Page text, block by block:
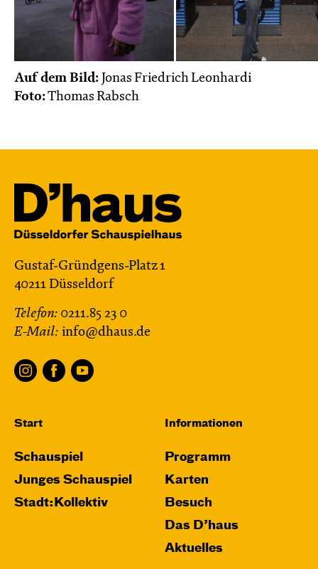
Auf dem Bild: Jonas Friedrich Leonhardi
Foto:Thomas Rabsch
Gustaf-Gründgens-Platz 1
40211 Düsseldorf
Telefon: 0211.85 23 0
E-Mail: info@dhaus.de
Start
Schauspiel
Junges Schauspiel
Stadt:Kollektiv
Informationen
Programm
Karten
Besuch
Das D’haus
Aktuelles